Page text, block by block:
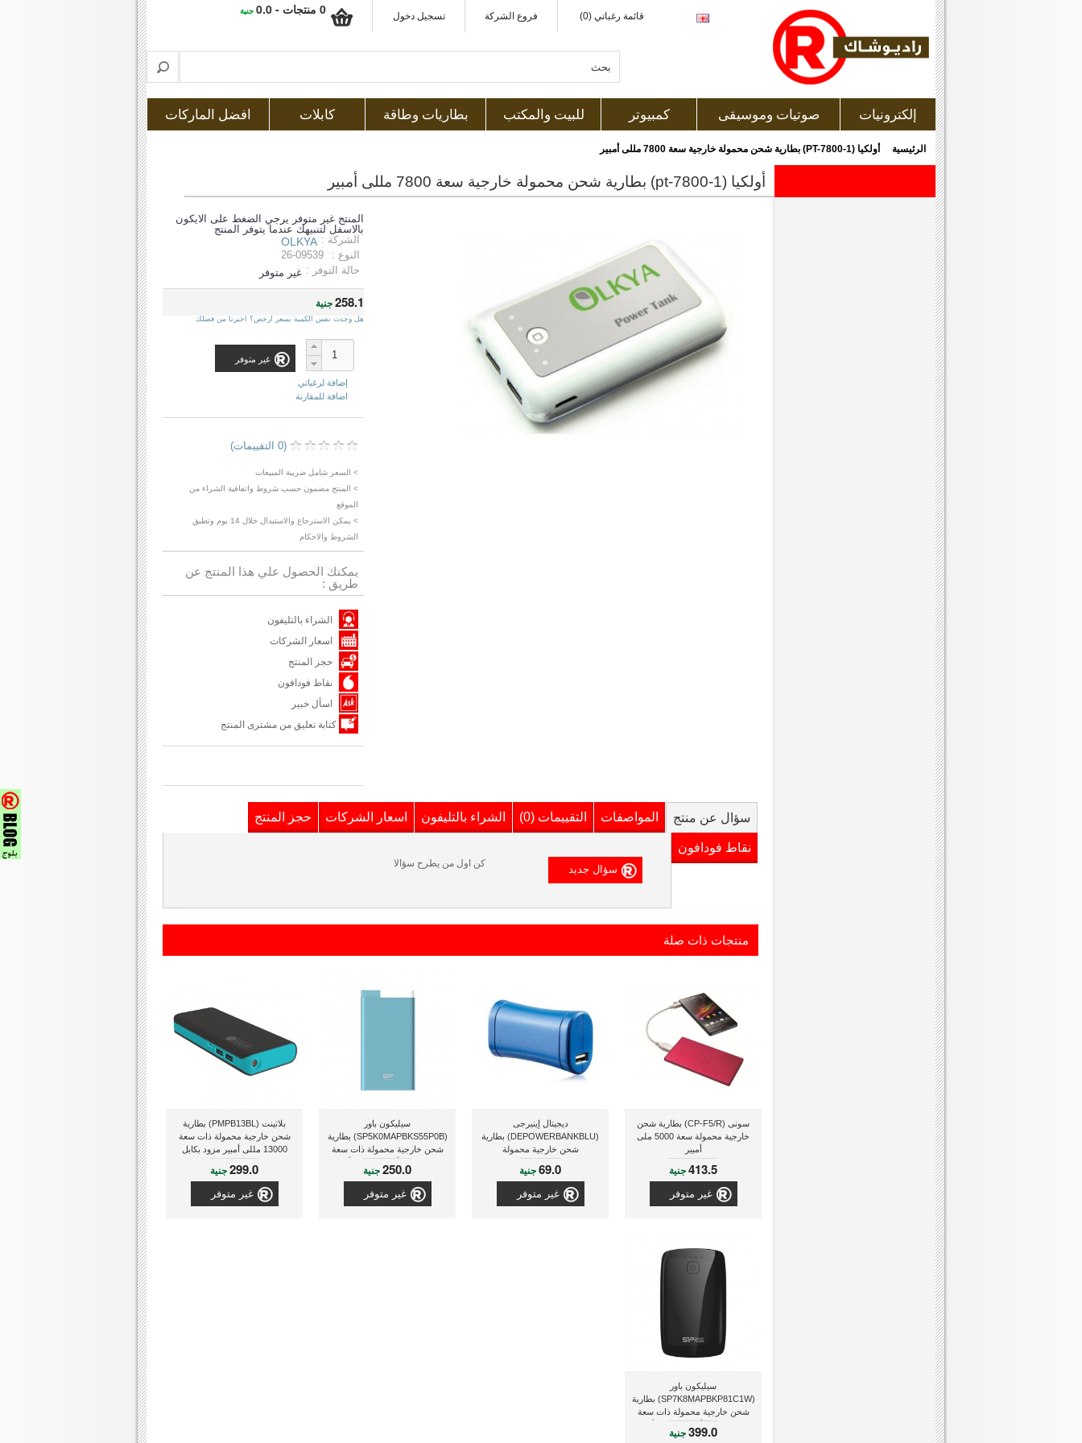
قائمة رغباتي (0) فروع الشركة تسجيل دخول 0 منتجات - 0.0 جنية
إلكترونيات صوتيات وموسيقى كمبيوتر للبيت والمكتب بطاريات وطاقة كابلات افضل الماركات
الرئيسية » أولكيا (PT-7800-1) بطارية شحن محمولة خارجية سعة 7800 مللى أمبير
أولكيا (pt-7800-1) بطارية شحن محمولة خارجية سعة 7800 مللى أمبير
المنتج غير متوفر يرجي الضغط على الايكون
بالاسفل لتنبيهك عندما يتوفر المنتج
الشركة : OLKYA
النوع :
26-09539
حالة التوفر : غير متوفر
258.1جنية
هل وجدت نفس الكمية بسعر ارخص؟ اخبرنا من فضلك
غير متوفر
إضافة لرغباتي
اضافة للمقارنة
(0 التقييمات)
> السعر شامل ضريبة المبيعات
> المنتج مضمون حسب شروط واتفاقية الشراء من
الموقع
> يمكن الاسترجاع والاستبدال خلال 14 يوم وتطبق
الشروط والاحكام
يمكنك الحصول علي هذا المنتج عن
طريق :
الشراء بالتليفون
اسعار الشركات
حجز المنتج
نقاط فودافون
اسأل خبير
كتابة تعليق من مشترى المنتج
سؤال عن منتج المواصفات التقييمات (0) الشراء بالتليفون اسعار الشركات حجز المنتج
نقاط فودافون
كن اول من يطرح سؤالا
منتجات ذات صلة
سونى (CP-F5/R) بطارية شحن
خارجية محمولة سعة 5000 ملى
أمبير
413.5جنية
غير متوفر
ديجيتال إينيرجى
(DEPOWERBANKBLU) بطارية
شحن خارجية محمولة
69.0جنية
غير متوفر
سيليكون باور
(SP5K0MAPBKS55P0B) بطارية
شحن خارجية محمولة ذات سعة
250.0جنية
غير متوفر
بلاتينت (PMPB13BL) بطارية
شحن خارجية محمولة ذات سعة
13000 مللى أمبير مزود بكابل
ميكرو يو إس بى + كشاف, ذو لون
أسود/أزرق [42896]
299.0جنية
غير متوفر
سيليكون باور
(SP7K8MAPBKP81C1W) بطارية
شحن خارجية محمولة ذات سعة
399.0جنية